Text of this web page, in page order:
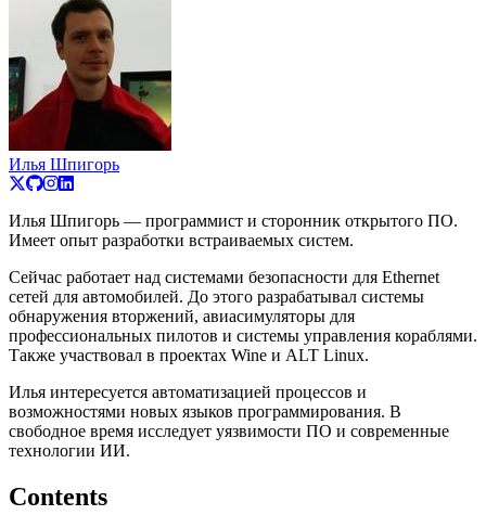
Илья Шпигорь
Илья Шпигорь — программист и сторонник открытого ПО.
Имеет опыт разработки встраиваемых систем.
Сейчас работает над системами безопасности для Ethernet
сетей для автомобилей. До этого разрабатывал системы
обнаружения вторжений, авиасимуляторы для
профессиональных пилотов и системы управления кораблями.
Также участвовал в проектах Wine и ALT Linux.
Илья интересуется автоматизацией процессов и
возможностями новых языков программирования. В
свободное время исследует уязвимости ПО и современные
технологии ИИ.
Contents